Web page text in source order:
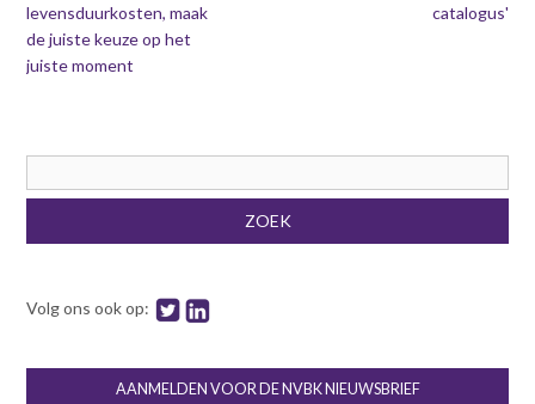
levensduurkosten, maak
de juiste keuze op het
juiste moment
catalogus'
ZOEK
Volg ons ook op:
AANMELDEN VOOR DE NVBK NIEUWSBRIEF